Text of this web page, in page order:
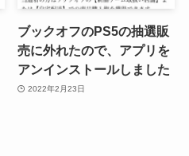
ブックオフのPS5の抽選販
売に外れたので、アプリを
アンインストールしました
2022年2月23日